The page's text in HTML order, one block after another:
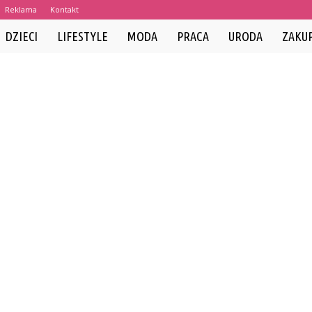
Reklama Kontakt
DZIECI LIFESTYLE MODA PRACA URODA